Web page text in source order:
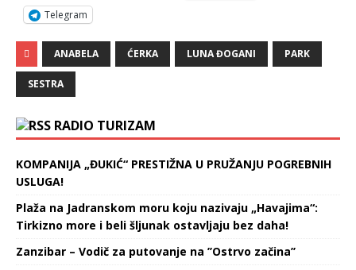
Telegram
ANABELA ĆERKA LUNA ĐOGANI PARK
SESTRA
RADIO TURIZAM
KOMPANIJA „ĐUKIĆ“ PRESTIŽNA U PRUŽANJU POGREBNIH
USLUGA!
Plaža na Jadranskom moru koju nazivaju „Havajima“:
Tirkizno more i beli šljunak ostavljaju bez daha!
Zanzibar – Vodič za putovanje na ’’Ostrvo začina’’